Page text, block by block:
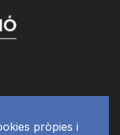
pròpies i